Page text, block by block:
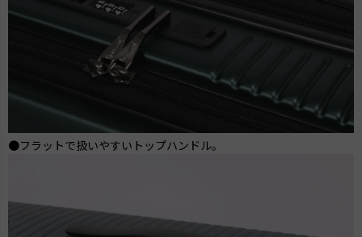
●フラットで扱いやすいトップハンドル。